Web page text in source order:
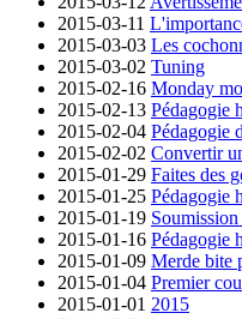
2015-03-11
2015-03-03 Les
2015-03-02 Tuning
2015-02-16 Monday
2015-02-13 Pédagogie
2015-02-04 Pédagogie
2015-02-02 Convertir
2015-01-29 Faites des
2015-01-25 Pédagogie
2015-01-19
2015-01-16 Pédagogie
2015-01-09 Merde bite
2015-01-04 Premier
2015-01-01 2015